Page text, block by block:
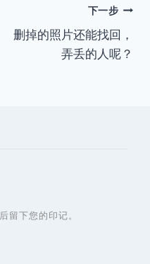
下一步
删掉的照片还能找回，
弄丢的人呢？
后留下您的印记。